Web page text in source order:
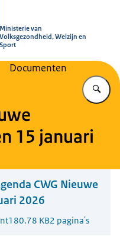
Ministerie van
Volksgezondheid, Welzijn en
Sport
Documenten
15 januari
CWG Nieuwe
2026
180.78 KB2 pagina's